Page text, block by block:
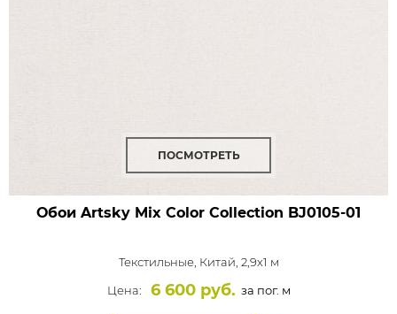
ПОСМОТРЕТЬ
Обои Artsky Mix Color Collection BJ0105-01
Текстильные, Китай, 2,9x1 м
Цена:
6 600 руб. за пог. м